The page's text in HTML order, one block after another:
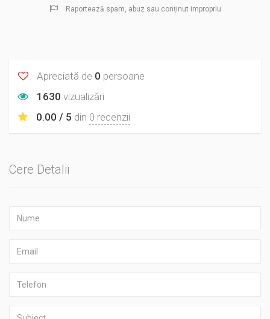
Raportează spam, abuz sau conținut impropriu
Apreciată de 0 persoane
1630 vizualizări
0.00 / 5 din 0 recenzii
Cere Detalii